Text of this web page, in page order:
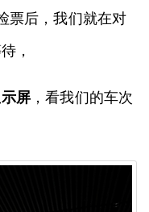
票后，我们就在对
，
屏 ，看我们的车次